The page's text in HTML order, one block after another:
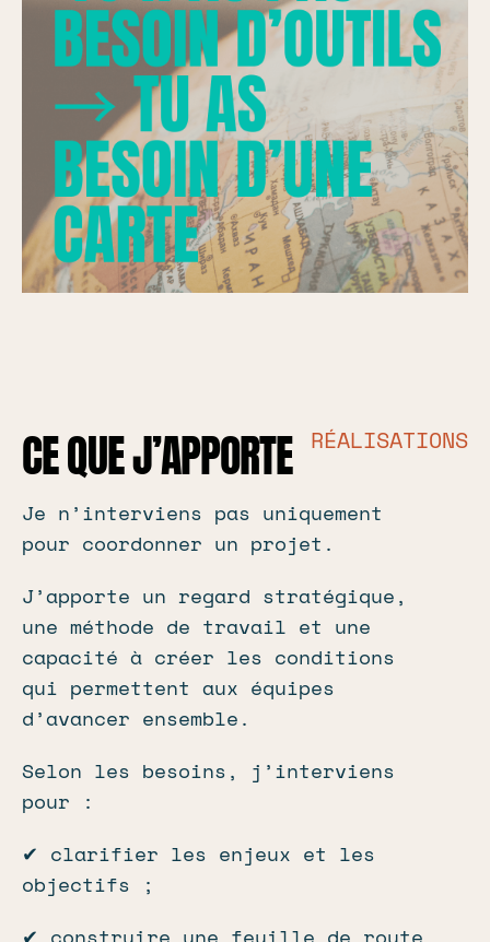
RÉALISATIONS
CE QUE J’APPORTE
Je n’interviens pas uniquement
pour coordonner un projet.
J’apporte un regard stratégique,
une méthode de travail et une
capacité à créer les conditions
qui permettent aux équipes
d’avancer ensemble.
Selon les besoins, j’interviens
pour :
✔ clarifier les enjeux et les
objectifs ;